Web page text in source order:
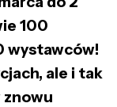
100
wystawców!
ale i tak
znowu